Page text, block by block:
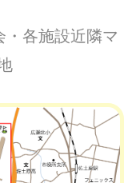
各施設近隣マ